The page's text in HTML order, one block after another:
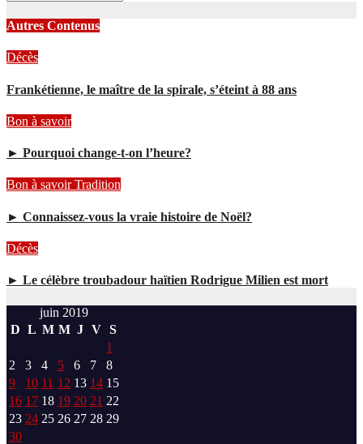
Autres Contenus
Décès
Frankétienne, le maître de la spirale, s’éteint à 88 ans
Bon à savoir
► Pourquoi change-t-on l’heure?
Bon à savoirTradition
► Connaissez-vous la vraie histoire de Noël?
Décès
► Le célèbre troubadour haïtien Rodrigue Milien est mort
juin 2019
D L M M J V S
1
2
3 4 5 6 7
8
9
10 11 12 13 14 15
16 17 18 19 20 21 22
23 24 25 26 27 28 29
30